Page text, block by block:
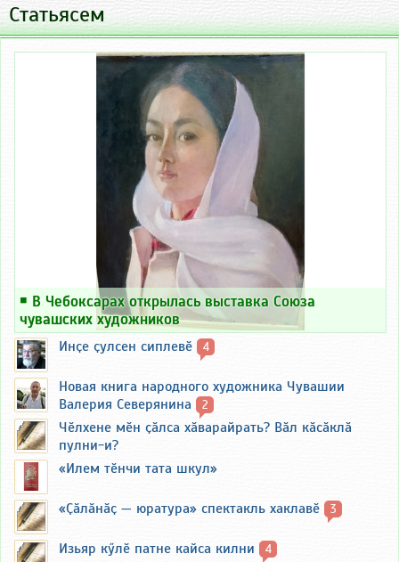
Статьясем
￭ В Чебоксарах открылась выставка Союза
чувашских художников
Инҫе ҫулсен сиплевӗ 4
Новая книга народного художника Чувашии
Валерия Северянина
2
Чӗлхене мӗн ҫӑлса хӑварайрать? Вӑл кӑсӑклӑ
пулни-и?
«Илем тӗнчи тата шкул»
«Ҫӑлӑнӑҫ — юратура» спектакль хаклавӗ 3
Изьяр кӳлӗ патне кайса килни 4